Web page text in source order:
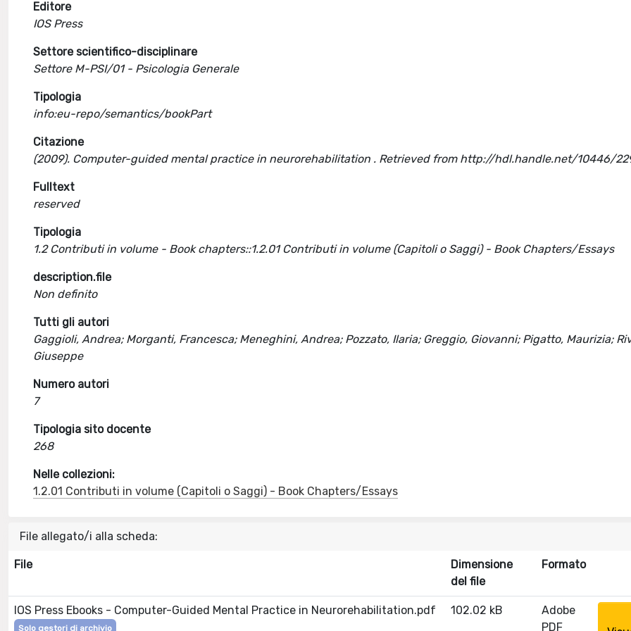
Editore
IOS Press
Settore scientifico-disciplinare
Settore M-PSI/01 - Psicologia Generale
Tipologia
info:eu-repo/semantics/bookPart
Citazione
(2009). Computer-guided mental practice in neurorehabilitation . Retrieved from http://hdl.handle.net/10446/
Fulltext
reserved
Tipologia
1.2 Contributi in volume - Book chapters::1.2.01 Contributi in volume (Capitoli o Saggi) - Book Chapters/Essays
description.file
Non definito
Tutti gli autori
Gaggioli, Andrea; Morganti, Francesca; Meneghini, Andrea; Pozzato, Ilaria; Greggio, Giovanni; Pigatto, Maurizia;
Giuseppe
Numero autori
7
Tipologia sito docente
268
Nelle collezioni:
1.2.01 Contributi in volume (Capitoli o Saggi) - Book Chapters/Essays
File allegato/i alla scheda:
File
Dimensione
del file
Formato
IOS Press Ebooks - Computer-Guided Mental Practice in Neurorehabilitation.pdf
Solo gestori di archivio
102.02 kB
Adobe
PDF